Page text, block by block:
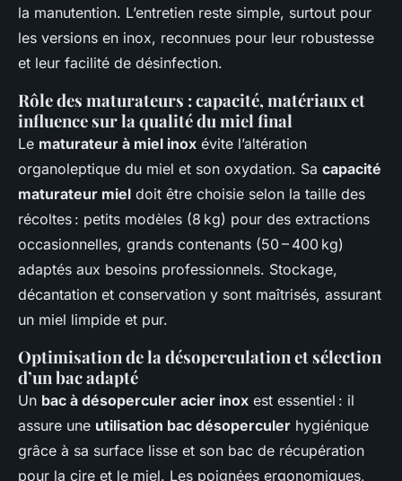
la manutention. L’entretien reste simple, surtout pour
les versions en inox, reconnues pour leur robustesse
et leur facilité de désinfection.
Rôle des maturateurs : capacité, matériaux et
influence sur la qualité du miel final
Le maturateur à miel inox évite l’altération
organoleptique du miel et son oxydation. Sa capacité
maturateur miel doit être choisie selon la taille des
récoltes : petits modèles (8 kg) pour des extractions
occasionnelles, grands contenants (50 – 400 kg)
adaptés aux besoins professionnels. Stockage,
décantation et conservation y sont maîtrisés, assurant
un miel limpide et pur.
Optimisation de la désoperculation et sélection
d’un bac adapté
Un bac à désoperculer acier inox est essentiel : il
assure une utilisation bac désoperculer hygiénique
grâce à sa surface lisse et son bac de récupération
pour la cire et le miel. Les poignées ergonomiques,